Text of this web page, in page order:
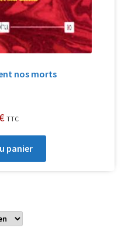
nos morts
TTC
panier